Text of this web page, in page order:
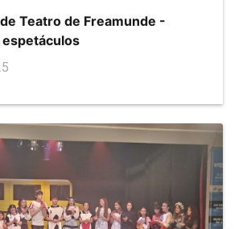
Teatro de Freamunde -